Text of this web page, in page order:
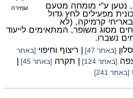
שמירה
נטען ע"י מומחה מטעם
מפעילים לחץ גדול
קרמיקה, (לא
מסוג משופר, המתאימים לייעוד
נשברו.
[באתר 47] | ריצוף וחיפוי [באתר
[באתר 124] | תקרה [באתר 45]
|
[באתר 241]